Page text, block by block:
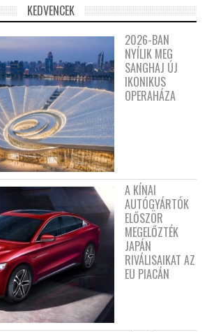
KEDVENCEK
2026-BAN
NYÍLIK MEG
SANGHAJ ÚJ
IKONIKUS
OPERAHÁZA
A KÍNAI
AUTÓGYÁRTÓK
ELŐSZÖR
MEGELŐZTÉK
JAPÁN
RIVÁLISAIKAT AZ
EU PIACÁN